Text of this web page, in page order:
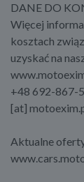
DANE DO
Więcej
kosztach
uzyskać na
+48 692-867-
[at]
Aktualne